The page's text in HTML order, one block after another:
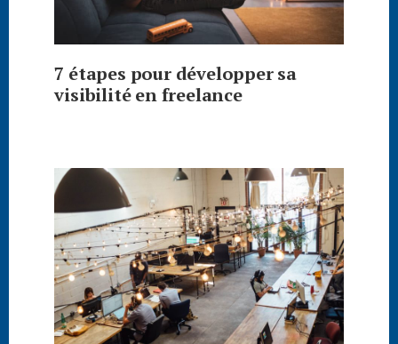
7 étapes pour développer sa
visibilité en freelance